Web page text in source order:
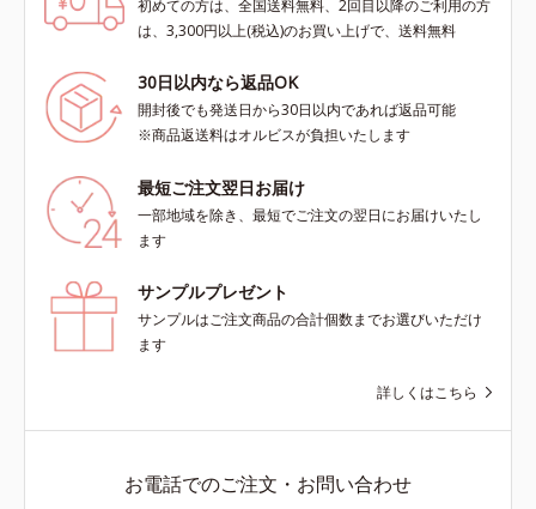
初めての方は、全国送料無料、2回目以降のご利用の方
は、3,300円以上(税込)のお買い上げで、送料無料
30日以内なら返品OK
開封後でも発送日から30日以内であれば返品可能
※商品返送料はオルビスが負担いたします
最短ご注文翌日お届け
一部地域を除き、最短でご注文の翌日にお届けいたし
ます
サンプルプレゼント
サンプルはご注文商品の合計個数までお選びいただけ
ます
詳しくはこちら
お電話でのご注文・お問い合わせ